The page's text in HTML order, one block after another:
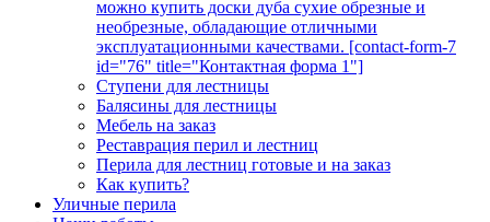
можно купить доски дуба сухие обрезные и
необрезные, обладающие отличными
эксплуатационными качествами. [contact-form-7
id="76" title="Контактная форма 1"]
Ступени для лестницы
Балясины для лестницы
Мебель на заказ
Реставрация перил и лестниц
Перила для лестниц готовые и на заказ
Как купить?
Уличные перила